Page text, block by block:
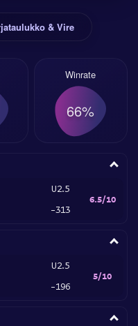
& Vire
Winrate
66%
U2.5
-313
6.5/10
U2.5
-196
5/10